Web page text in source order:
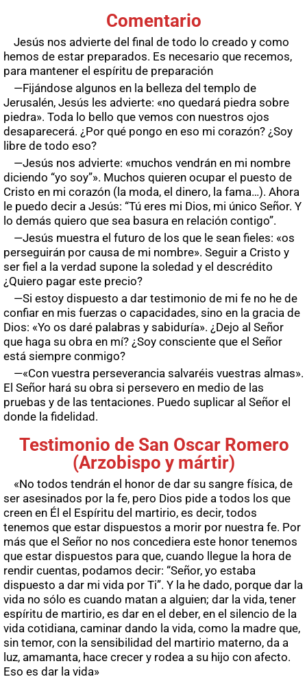
Comentario
Jesús nos advierte del final de todo lo creado y como
hemos de estar preparados. Es necesario que recemos,
para mantener el espíritu de preparación
—Fijándose algunos en la belleza del templo de
Jerusalén, Jesús les advierte: «no quedará piedra sobre
piedra». Toda lo bello que vemos con nuestros ojos
desaparecerá. ¿Por qué pongo en eso mi corazón? ¿Soy
libre de todo eso?
—Jesús nos advierte: «muchos vendrán en mi nombre
diciendo “yo soy”». Muchos quieren ocupar el puesto de
Cristo en mi corazón (la moda, el dinero, la fama…). Ahora
le puedo decir a Jesús: “Tú eres mi Dios, mi único Señor. Y
lo demás quiero que sea basura en relación contigo”.
—Jesús muestra el futuro de los que le sean fieles: «os
perseguirán por causa de mi nombre». Seguir a Cristo y
ser fiel a la verdad supone la soledad y el descrédito
¿Quiero pagar este precio?
—Si estoy dispuesto a dar testimonio de mi fe no he de
confiar en mis fuerzas o capacidades, sino en la gracia de
Dios: «Yo os daré palabras y sabiduría». ¿Dejo al Señor
que haga su obra en mí? ¿Soy consciente que el Señor
está siempre conmigo?
—«Con vuestra perseverancia salvaréis vuestras almas».
El Señor hará su obra si persevero en medio de las
pruebas y de las tentaciones. Puedo suplicar al Señor el
donde la fidelidad.
Testimonio de San Oscar Romero
(Arzobispo y mártir)
«No todos tendrán el honor de dar su sangre física, de
ser asesinados por la fe, pero Dios pide a todos los que
creen en Él el Espíritu del martirio, es decir, todos
tenemos que estar dispuestos a morir por nuestra fe. Por
más que el Señor no nos concediera este honor tenemos
que estar dispuestos para que, cuando llegue la hora de
rendir cuentas, podamos decir: “Señor, yo estaba
dispuesto a dar mi vida por Ti”. Y la he dado, porque dar la
vida no sólo es cuando matan a alguien; dar la vida, tener
espíritu de martirio, es dar en el deber, en el silencio de la
vida cotidiana, caminar dando la vida, como la madre que,
sin temor, con la sensibilidad del martirio materno, da a
luz, amamanta, hace crecer y rodea a su hijo con afecto.
Eso es dar la vida»